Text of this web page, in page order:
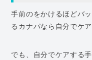
手前のをかけるほどバ
るカナパなら自分でケ
でも、自分でケアする